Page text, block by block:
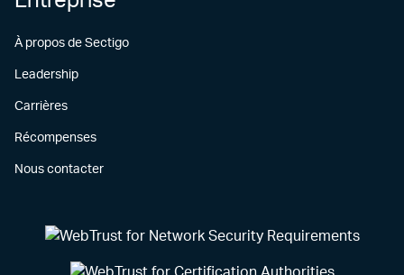
À propos de Sectigo
Leadership
Carrières
Récompenses
Nous contacter